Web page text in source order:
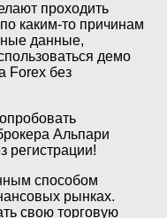
проходить
каким-то причинам
данные,
демо
Forex без
Альпари
регистрации!
способом
рынках.
свою торговую